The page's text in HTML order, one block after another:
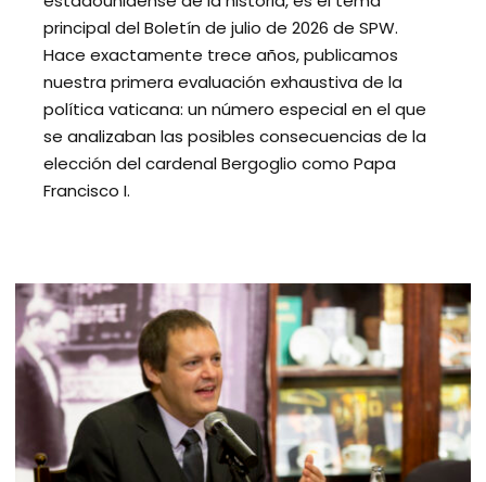
principal del Boletín de julio de 2026 de SPW.
Hace exactamente trece años, publicamos
nuestra primera evaluación exhaustiva de la
política vaticana: un número especial en el que
se analizaban las posibles consecuencias de la
elección del cardenal Bergoglio como Papa
Francisco I.